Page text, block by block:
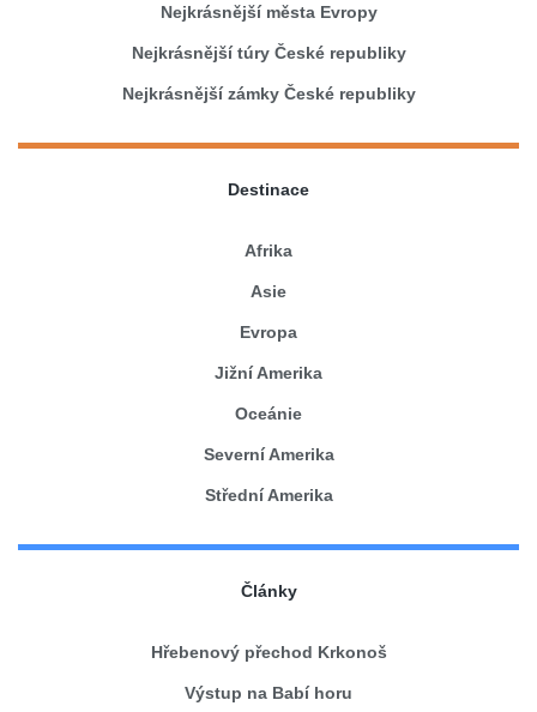
Nejkrásnější města Evropy
Nejkrásnější túry České republiky
Nejkrásnější zámky České republiky
Destinace
Afrika
Asie
Evropa
Jižní Amerika
Oceánie
Severní Amerika
Střední Amerika
Články
Hřebenový přechod Krkonoš
Výstup na Babí horu